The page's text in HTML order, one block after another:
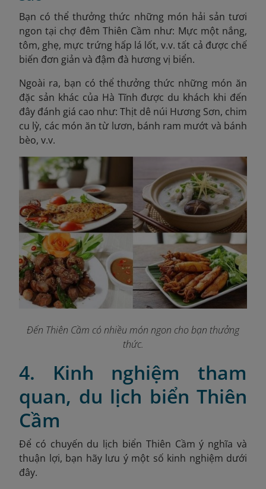
Bạn có thể thưởng thức những món hải sản tươi
ngon tại chợ đêm Thiên Cầm như: Mực một nắng,
tôm, ghẹ, mực trứng hấp lá lốt, v.v. tất cả được chế
biến đơn giản và đậm đà hương vị biển.
Ngoài ra, bạn có thể thưởng thức những món ăn
đặc sản khác của Hà Tĩnh được du khách khi đến
đây đánh giá cao như: Thịt dê núi Hương Sơn, chim
cu lỳ, các món ăn từ lươn, bánh ram mướt và bánh
bèo, v.v.
Đến Thiên Cầm có nhiều món ngon cho bạn thưởng
thức.
4. Kinh nghiệm tham
quan, du lịch biển Thiên
Cầm
Để có chuyến du lịch biển Thiên Cầm ý nghĩa và
thuận lợi, bạn hãy lưu ý một số kinh nghiệm dưới
đây.